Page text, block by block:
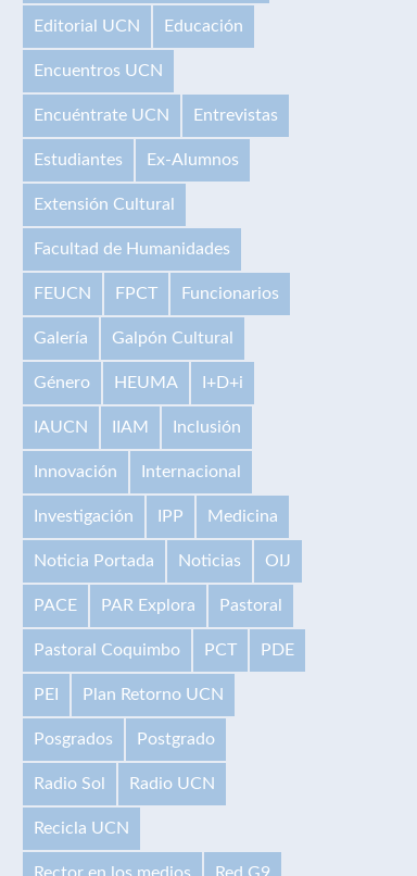
Editorial UCN Educación
Encuentros UCN
Encuéntrate UCN Entrevistas
Estudiantes Ex-Alumnos
Extensión Cultural
Facultad de Humanidades
FEUCN FPCT Funcionarios
Galería Galpón Cultural
Género HEUMA I+D+i
IAUCN IIAM Inclusión
Innovación Internacional
Investigación IPP Medicina
Noticia Portada Noticias OIJ
PACE PAR Explora Pastoral
Pastoral Coquimbo PCT PDE
PEI Plan Retorno UCN
Posgrados Postgrado
Radio Sol Radio UCN
Recicla UCN
Rector en los medios Red G9